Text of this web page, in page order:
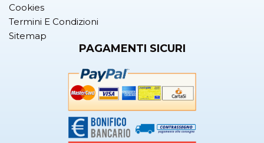
Cookies
Termini E Condizioni
Sitemap
PAGAMENTI SICURI